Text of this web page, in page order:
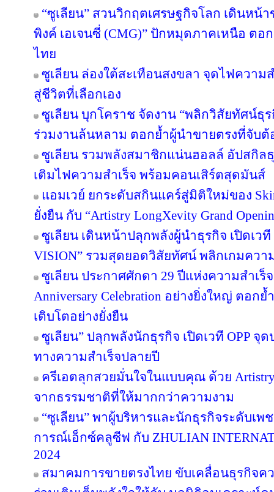
“ซูเลียน” สวนวิกฤตเศรษฐกิจโลก เดินหน้
พิงค์ เอเจนซี่ (CMG)” ปักหมุดภาคเหนือ ตอ
ไทย
ซูเลียน ล่องใต้สะเทือนสงขลา จุดไฟความ
สู่ชีวิตที่เลือกเอง
ซูเลียน บุกโคราช จัดงาน “พลิกวิสัยทัศน์ธุ
ร่วมงานล้นหลาม ตอกย้ำผู้นำขายตรงที่จับต้
ซูเลียน รวมพลังสมาชิกแน่นฮอลล์ อัปสกิ
เติมไฟความสำเร็จ พร้อมคอนเสิร์ตสุดมันส์
แอมเวย์ ยกระดับสกินแคร์สู่มิติใหม่ของ
ยั่งยืน กับ “Artistry LongXevity Grand
ซูเลียน เดินหน้าปลุกพลังผู้นำธุรกิจ เปิดเวที
VISION” รวมสุดยอดวิสัยทัศน์ พลิกเกมคว
ซูเลียน ประกาศศักดา 29 ปีแห่งความสำเร็
Anniversary Celebration อย่างยิ่งใหญ่ ตอก
เติบโตอย่างยั่งยืน
ซูเลียน” ปลุกพลังนักธุรกิจ เปิดเวที OPP จุ
ทางความสำเร็จปลายปี
ครีเอตลุกสวยมั่นใจในแบบคุณ ด้วย
จากธรรมชาติที่ให้มากกว่าความงาม
“ซูเลียน” พาผู้บริหารและนักธุรกิจระดับเ
การณ์เอ็กซ์คลูซีฟ กับ ZHULIAN
2024
สมาคมการขายตรงไทย ขับเคลื่อนธุรกิจ